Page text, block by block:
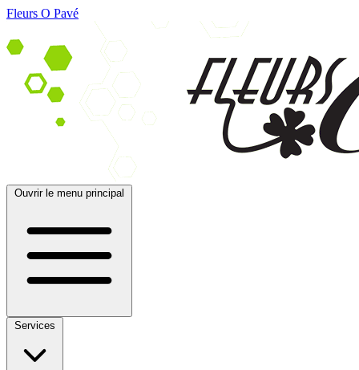
Fleurs O Pavé
Ouvrir le menu principal
Services